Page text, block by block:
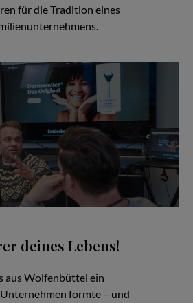
für die Tradition eines
deines Lebens!
aus Wolfenbüttel ein
formte – und